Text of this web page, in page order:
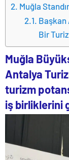
Muğla
Başkan
Bir
Muğla
Antalya
turizm
iş birliklerini